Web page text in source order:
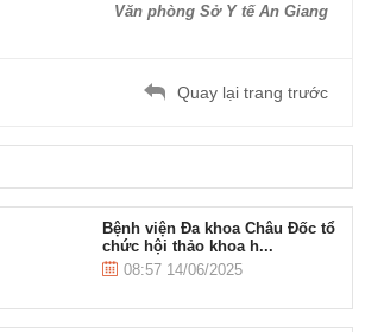
Văn phòng Sở Y tế An Giang
Quay lại trang trước
Bệnh viện Đa khoa Châu Đốc tổ
chức hội thảo khoa h...
08:57 14/06/2025